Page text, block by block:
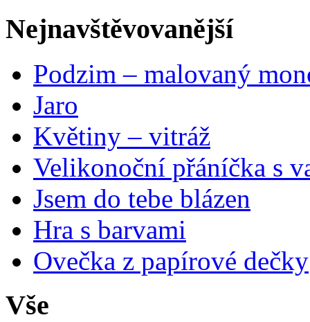
Nejnavštěvovanější
Podzim – malovaný
Jaro
Květiny – vitráž
Velikonoční přáníčka s
Jsem do tebe blázen
Hra s barvami
Ovečka z papírové dečky
Vše